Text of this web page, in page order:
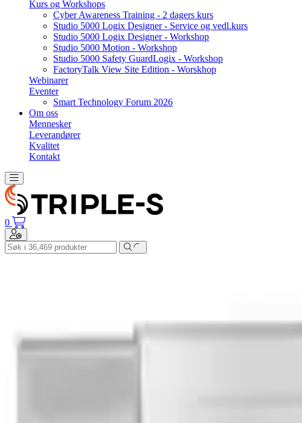
Kurs og Workshops
Cyber Awareness Training - 2 dagers kurs
Studio 5000 Logix Designer - Service og vedl.kurs
Studio 5000 Logix Designer - Workshop
Studio 5000 Motion - Workshop
Studio 5000 Safety GuardLogix - Workshop
FactoryTalk View Site Edition - Worskhop
Webinarer
Eventer
Smart Technology Forum 2026
Om oss
Mennesker
Leverandører
Kvalitet
Kontakt
Toggle navigation
0
Toggle navigation